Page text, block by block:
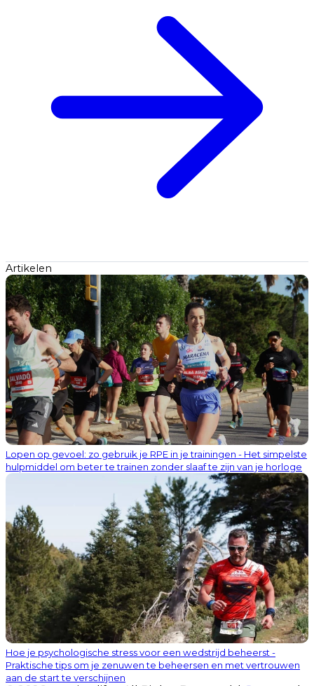
Artikelen
Lopen op gevoel: zo gebruik je RPE in je trainingen - Het simpelste
hulpmiddel om beter te trainen zonder slaaf te zijn van je horloge
Hoe je psychologische stress voor een wedstrijd beheerst -
Praktische tips om je zenuwen te beheersen en met vertrouwen
aan de start te verschijnen